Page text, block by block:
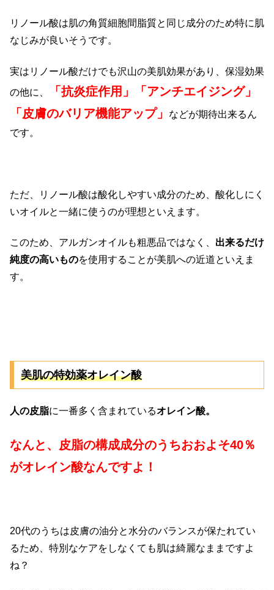
リノール酸は肌の角質細胞間脂質と同じ成分のため特に肌
なじみが良いそうです。
実はリノール酸だけでも沢山の美肌効果があり、保湿効果
の他に、
「抗炎症作用」「アンチエイジング」
「皮膚のバリア機能アップ」
などが期待出来るん
です。
ただ、リノール酸は酸化しやすい成分のため、酸化しにく
いオイルと一緒に使うのが理想といえます。
このため、アルガンオイルも粗悪品ではなく、 出来るだけ
純度の高いものを使用することが美肌への近道といえま
す。
美肌の特効薬オレイン酸
人の皮脂に一番多く含まれているオレイン酸。
なんと、皮脂の構成成分のうちおおよそ40％
がオレイン酸なんですよ！
20代のうちは皮膚の油分と水分のバランスが保たれてい
るため、特別なケアをしなくても肌は綺麗なままですよ
ね？